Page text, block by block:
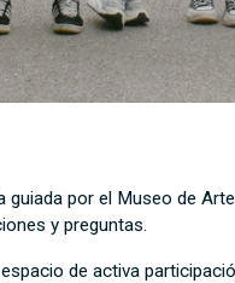
por el Museo de
y preguntas.
de activa